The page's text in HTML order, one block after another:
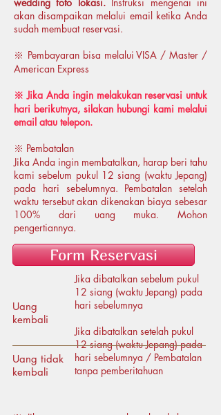
akan disampaikan melalui email ketika Anda
sudah membuat reservasi.
※ Pembayaran bisa melalui VISA / Master /
American Express
※ Jika Anda ingin melakukan reservasi untuk
hari berikutnya, silakan hubungi kami melalui
email atau telepon.
※ Pembatalan
Jika Anda ingin membatalkan, harap beri tahu
kami sebelum pukul 12 siang (waktu Jepang)
pada hari sebelumnya. Pembatalan setelah
waktu tersebut akan dikenakan biaya sebesar
100% dari uang muka. Mohon
pengertiannya.
Form Reservasi
Uang
kembali
Uang tidak
kembali
Jika dibatalkan sebelum pukul
12 siang (waktu Jepang) pada
hari sebelumnya
Jika dibatalkan setelah pukul
12 siang (waktu Jepang) pada
hari sebelumnya / Pembatalan
tanpa pemberitahuan